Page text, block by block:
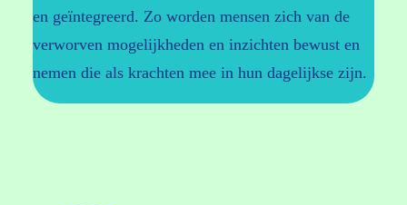
en geïntegreerd. Zo worden mensen zich van de
verworven mogelijkheden en inzichten bewust en
nemen die als krachten mee in hun dagelijkse zijn.